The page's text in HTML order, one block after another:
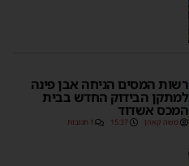
רשות המסים הניחה אבן פינה
למתקן הבידוק החדש בבית
המכס אשדוד
משה קאהן 15:37 1 תגובות